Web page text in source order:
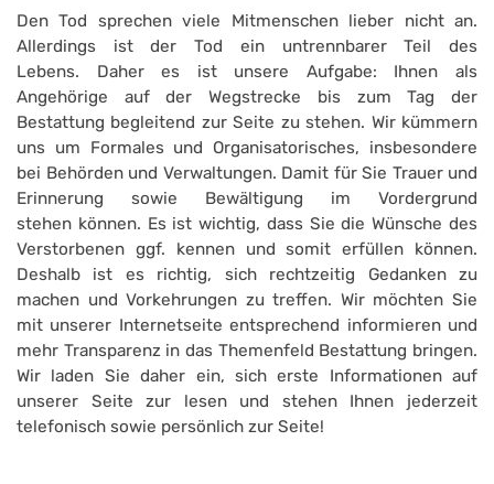
Den Tod sprechen viele Mitmenschen lieber nicht an.
Allerdings ist der Tod ein untrennbarer Teil des
Lebens. Daher es ist unsere Aufgabe: Ihnen als
Angehörige auf der Wegstrecke bis zum Tag der
Bestattung begleitend zur Seite zu stehen. Wir kümmern
uns um Formales und Organisatorisches, insbesondere
bei Behörden und Verwaltungen. Damit für Sie Trauer und
Erinnerung sowie Bewältigung im Vordergrund
stehen können. Es ist wichtig, dass Sie die Wünsche des
Verstorbenen ggf. kennen und somit erfüllen können.
Deshalb ist es richtig, sich rechtzeitig Gedanken zu
machen und Vorkehrungen zu treffen. Wir möchten Sie
mit unserer Internetseite entsprechend informieren und
mehr Transparenz in das Themenfeld Bestattung bringen.
Wir laden Sie daher ein, sich erste Informationen auf
unserer Seite zur lesen und stehen Ihnen jederzeit
telefonisch sowie persönlich zur Seite!